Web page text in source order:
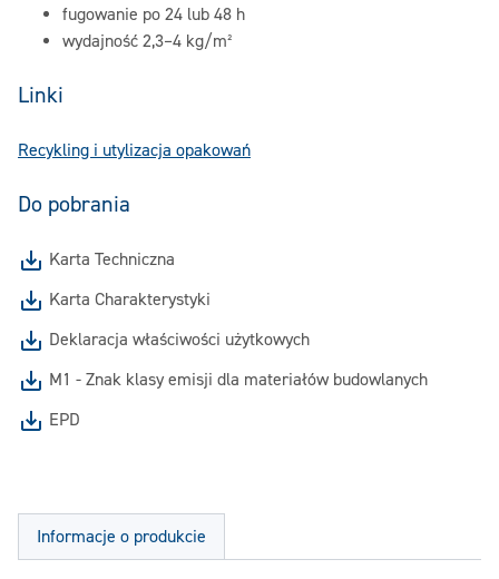
fugowanie po 24 lub 48 h
wydajność 2,3–4 kg/m²
Linki
Recykling i utylizacja opakowań
Do pobrania
Karta Techniczna
Karta Charakterystyki
Deklaracja właściwości użytkowych
M1 - Znak klasy emisji dla materiałów budowlanych
EPD
Informacje o produkcie